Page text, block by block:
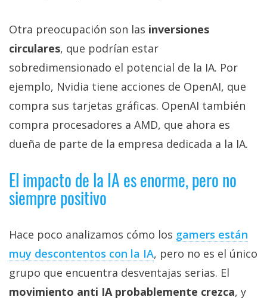
Otra preocupación son las inversiones
circulares, que podrían estar
sobredimensionado el potencial de la IA. Por
ejemplo, Nvidia tiene acciones de OpenAI, que
compra sus tarjetas gráficas. OpenAI también
compra procesadores a AMD, que ahora es
dueña de parte de la empresa dedicada a la IA.
El impacto de la IA es enorme, pero no
siempre positivo
Hace poco analizamos cómo los gamers están
muy descontentos con la IA‎, pero no es el único
grupo que encuentra desventajas serias. El
movimiento anti IA probablemente crezca, y